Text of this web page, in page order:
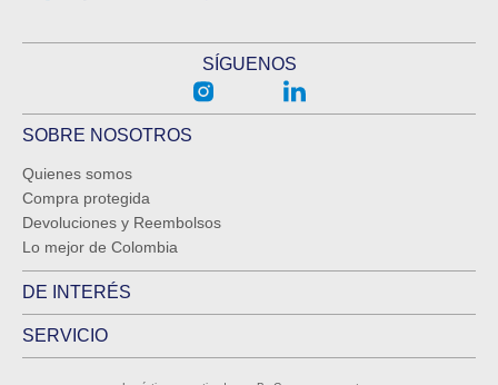
SÍGUENOS
SOBRE NOSOTROS
Quienes somos
Compra protegida
Devoluciones y Reembolsos
Lo mejor de Colombia
DE INTERÉS
SERVICIO